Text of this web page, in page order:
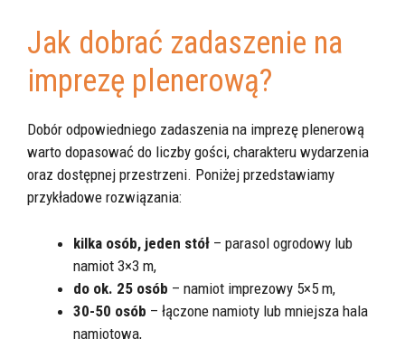
Jak dobrać zadaszenie na
imprezę plenerową?
Dobór odpowiedniego zadaszenia na imprezę plenerową
warto dopasować do liczby gości, charakteru wydarzenia
oraz dostępnej przestrzeni. Poniżej przedstawiamy
przykładowe rozwiązania:
kilka osób, jeden stół – parasol ogrodowy lub
namiot 3×3 m,
do ok. 25 osób – namiot imprezowy 5×5 m,
30-50 osób – łączone namioty lub mniejsza hala
namiotowa,